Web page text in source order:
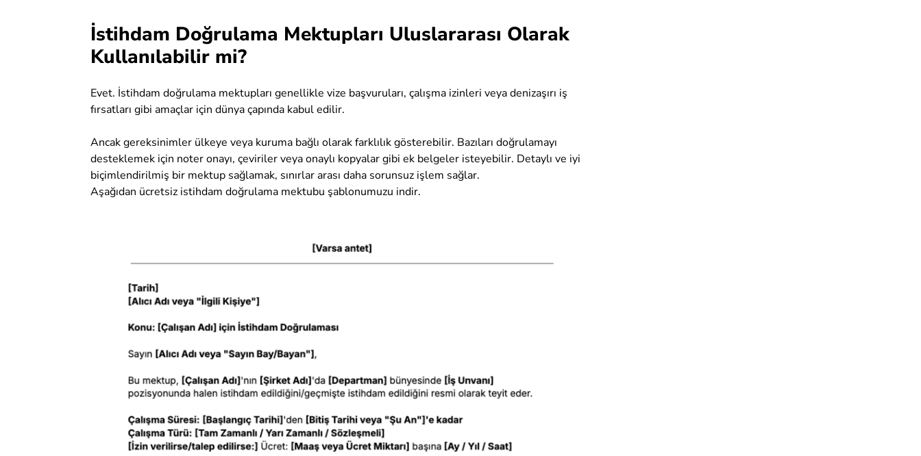
İstihdam Doğrulama Mektupları Uluslararası Olarak
Kullanılabilir mi?
Evet. İstihdam doğrulama mektupları genellikle vize başvuruları, çalışma izinleri veya denizaşırı iş
fırsatları gibi amaçlar için dünya çapında kabul edilir.
Ancak gereksinimler ülkeye veya kuruma bağlı olarak farklılık gösterebilir. Bazıları doğrulamayı
desteklemek için noter onayı, çeviriler veya onaylı kopyalar gibi ek belgeler isteyebilir. Detaylı ve iyi
biçimlendirilmiş bir mektup sağlamak, sınırlar arası daha sorunsuz işlem sağlar.
Aşağıdan ücretsiz istihdam doğrulama mektubu şablonumuzu indir.